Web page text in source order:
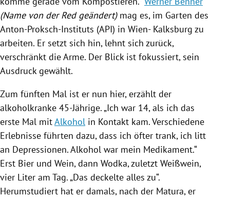
(Name von der Red geändert)mag es, im Garten des
Anton-Proksch-Instituts (API) in Wien- Kalksburg zu
arbeiten. Er setzt sich hin, lehnt sich zurück,
verschränkt die Arme. Der Blick ist fokussiert, sein
Ausdruck gewählt.
Zum fünften Mal ist er nun hier, erzählt der
alkoholkranke 45-Jährige. „Ich war 14, als ich das
erste Mal mitAlkohol in Kontakt kam. Verschiedene
Erlebnisse führten dazu, dass ich öfter trank, ich litt
an Depressionen.Alkohol war mein Medikament.“
Erst Bier und Wein, dann Wodka, zuletzt Weißwein,
vier Liter am Tag. „Das deckelte alles zu“.
Herumstudiert hat er damals, nach der Matura, er